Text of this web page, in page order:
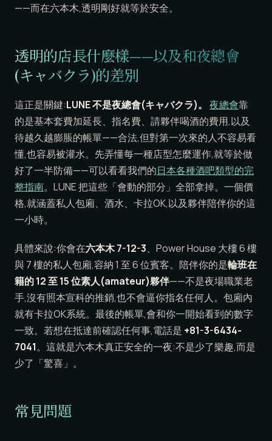
——而在六本木,透明剛好就等於安全。
透明的店長什麼樣——以及和夜總會
(キャバクラ)的差別
這正是關鍵:LUNE 不是夜總會(キャバクラ)。 夜總會靠
的是基本套費加延長、指名費、請夥伴喝酒的費用,以及
待越久越膨脹的帳單——合法,但對第一次來的人不容易看
懂,也容易被灌水。先弄懂每一種店型怎麼運作,就等於做
好了一半防備——可以看看我們的日本各種酒吧類型的完
整指南。LUNE 把這些「會動的部分」全部拿掉。一個價
格,就涵蓋私人包廂、酒水、卡拉OK,以及夥伴陪伴你的這
一小時。
具體來說:你會在六本木 7-12-3、Power House 大樓 6 樓
與 7 樓的私人包廂,容納 1 至 6 位賓客。陪伴你的是輪班在
籍的 12 至 15 位素人(amateur)夥伴——不是夜場職業老
手,沒有照本宣科的推銷,也不會逼你指名任何人。包廂內
就有卡拉OK系統。最後的帳單,會和你一開始看到的數字
一致。若想在抵達前確認任何事,電話是 +81-3-6434-
7041。這就是六本木真正安全的一夜:不是少了樂趣,而是
少了「驚喜」。
常見問題